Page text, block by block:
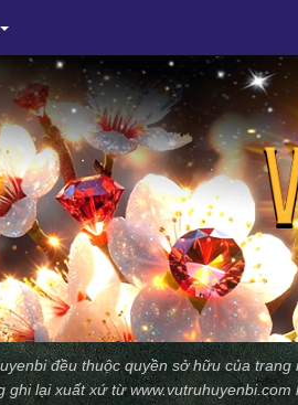
đều thuộc quyền sở hữu của
ghi lại xuất xứ từwww.vutruhuyenbi.com